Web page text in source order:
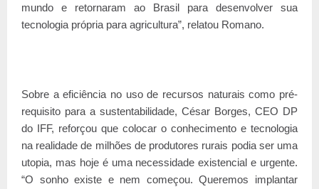
mundo e retornaram ao Brasil para desenvolver sua
tecnologia própria para agricultura”, relatou Romano.
Sobre a eficiência no uso de recursos naturais como pré-
requisito para a sustentabilidade, César Borges, CEO DP
do IFF, reforçou que colocar o conhecimento e tecnologia
na realidade de milhões de produtores rurais podia ser uma
utopia, mas hoje é uma necessidade existencial e urgente.
“O sonho existe e nem começou. Queremos implantar